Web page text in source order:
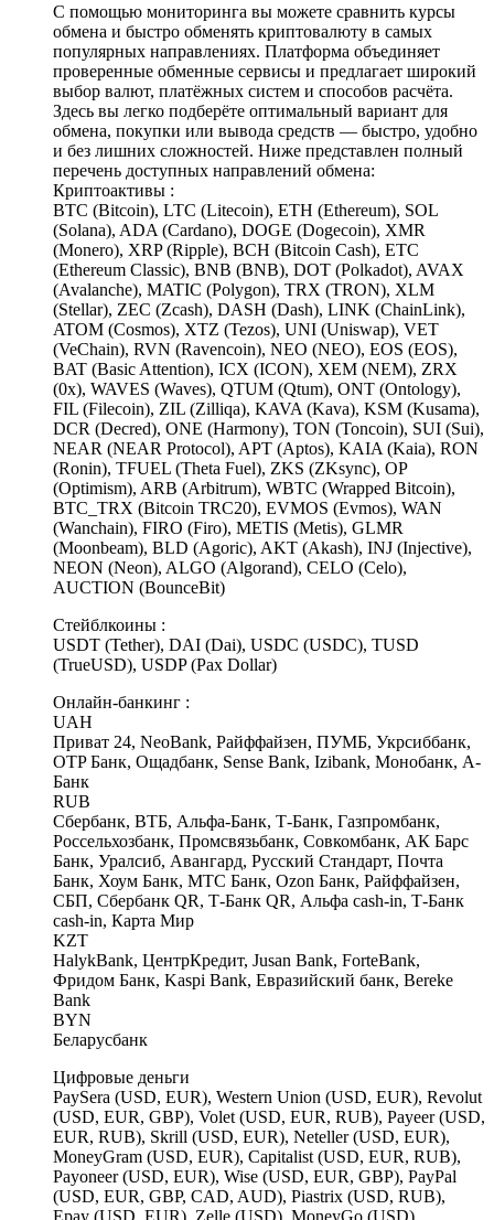
С помощью мониторинга вы можете сравнить курсы
обмена и быстро обменять криптовалюту в самых
популярных направлениях. Платформа объединяет
проверенные обменные сервисы и предлагает широкий
выбор валют, платёжных систем и способов расчёта.
Здесь вы легко подберёте оптимальный вариант для
обмена, покупки или вывода средств — быстро, удобно
и без лишних сложностей. Ниже представлен полный
перечень доступных направлений обмена:
Криптоактивы :
BTC (Bitcoin), LTC (Litecoin), ETH (Ethereum), SOL
(Solana), ADA (Cardano), DOGE (Dogecoin), XMR
(Monero), XRP (Ripple), BCH (Bitcoin Cash), ETC
(Ethereum Classic), BNB (BNB), DOT (Polkadot), AVAX
(Avalanche), MATIC (Polygon), TRX (TRON), XLM
(Stellar), ZEC (Zcash), DASH (Dash), LINK (ChainLink),
ATOM (Cosmos), XTZ (Tezos), UNI (Uniswap), VET
(VeChain), RVN (Ravencoin), NEO (NEO), EOS (EOS),
BAT (Basic Attention), ICX (ICON), XEM (NEM), ZRX
(0x), WAVES (Waves), QTUM (Qtum), ONT (Ontology),
FIL (Filecoin), ZIL (Zilliqa), KAVA (Kava), KSM (Kusama),
DCR (Decred), ONE (Harmony), TON (Toncoin), SUI (Sui),
NEAR (NEAR Protocol), APT (Aptos), KAIA (Kaia), RON
(Ronin), TFUEL (Theta Fuel), ZKS (ZKsync), OP
(Optimism), ARB (Arbitrum), WBTC (Wrapped Bitcoin),
BTC_TRX (Bitcoin TRC20), EVMOS (Evmos), WAN
(Wanchain), FIRO (Firo), METIS (Metis), GLMR
(Moonbeam), BLD (Agoric), AKT (Akash), INJ (Injective),
NEON (Neon), ALGO (Algorand), CELO (Celo),
AUCTION (BounceBit)
Стейблкоины :
USDT (Tether), DAI (Dai), USDC (USDC), TUSD
(TrueUSD), USDP (Pax Dollar)
Онлайн-банкинг :
UAH
Приват 24, NeoBank, Райффайзен, ПУМБ, Укрсиббанк,
OTP Банк, Ощадбанк, Sense Bank, Izibank, Монобанк, A-
Банк
RUB
Сбербанк, ВТБ, Альфа-Банк, Т-Банк, Газпромбанк,
Россельхозбанк, Промсвязьбанк, Совкомбанк, АК Барс
Банк, Уралсиб, Авангард, Русский Стандарт, Почта
Банк, Хоум Банк, МТС Банк, Ozon Банк, Райффайзен,
СБП, Сбербанк QR, Т-Банк QR, Альфа cash-in, Т-Банк
cash-in, Карта Мир
KZT
HalykBank, ЦентрКредит, Jusan Bank, ForteBank,
Фридом Банк, Kaspi Bank, Евразийский банк, Bereke
Bank
BYN
Беларусбанк
Цифровые деньги
PaySera (USD, EUR), Western Union (USD, EUR), Revolut
(USD, EUR, GBP), Volet (USD, EUR, RUB), Payeer (USD,
EUR, RUB), Skrill (USD, EUR), Neteller (USD, EUR),
MoneyGram (USD, EUR), Capitalist (USD, EUR, RUB),
Payoneer (USD, EUR), Wise (USD, EUR, GBP), PayPal
(USD, EUR, GBP, CAD, AUD), Piastrix (USD, RUB),
Epay (USD, EUR), Zelle (USD), MoneyGo (USD),